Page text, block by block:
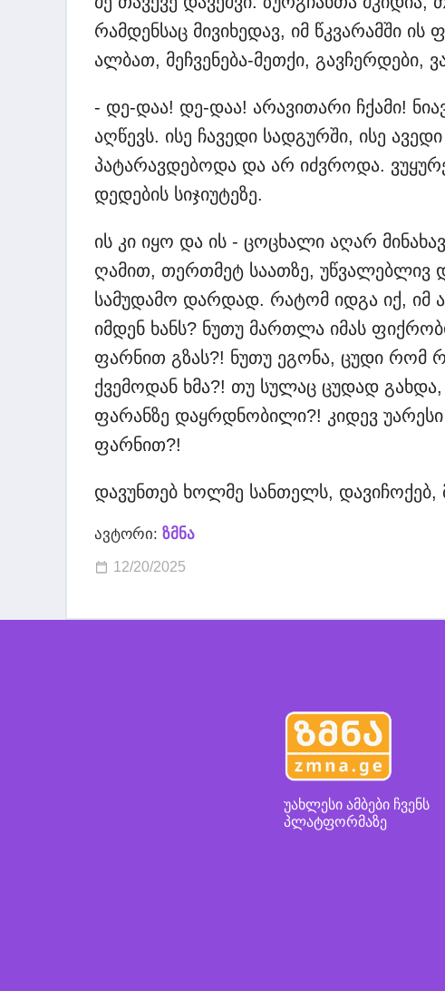
რამდენსაც მივიხედავ, იმ წკვარამში
ალბათ, მეჩვენება-მეთქი, გავჩერდები,
- დე-დაა! დე-დაა! არავითარი ჩქამი!
აღწევს. ისე ჩავედი სადგურში, ისე
პატარავდებოდა და არ იძვროდა.
დედების სიჯიუტეზე.
ის კი იყო და ის - ცოცხალი აღარ
ღამით, თერთმეტ საათზე, უწვალებლივ
სამუდამო დარდად. რატომ იდგა იქ, იმ
იმდენ ხანს? ნუთუ მართლა იმას
ფარნით გზას?! ნუთუ ეგონა, ცუდი რომ
ქვემოდან ხმა?! თუ სულაც ცუდად
ფარანზე დაყრდნობილი?! კიდევ
ფარნით?!
დავუნთებ ხოლმე სანთელს,
ავტორი: ზმნა
12/20/2025
უახლესი ამბები ჩვენს
პლატფორმაზე